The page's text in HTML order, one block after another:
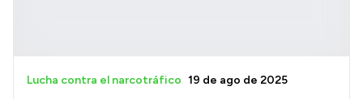
Consulta de expedientes
Lucha contra el narcotráfico 19 de ago de 2025